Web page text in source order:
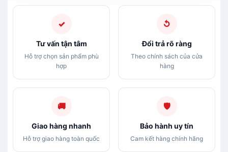
✓
Tư vấn tận tâm
Hỗ trợ chọn sản phẩm phù
hợp
↺
Đổi trả rõ ràng
Theo chính sách của cửa
hàng
🚚
Giao hàng nhanh
Hỗ trợ giao hàng toàn quốc
🛡
Bảo hành uy tín
Cam kết hàng chính hãng